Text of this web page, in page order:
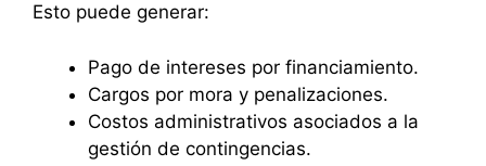
Esto puede generar:
Pago de intereses por financiamiento.
Cargos por mora y penalizaciones.
Costos administrativos asociados a la
gestión de contingencias.